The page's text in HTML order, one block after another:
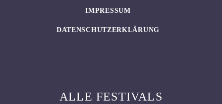
IMPRESSUM
DATENSCHUTZERKLÄRUNG
ALLE FESTIVALS